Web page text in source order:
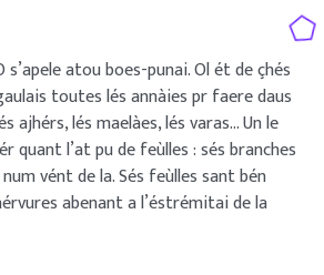
atou boes-punai. Ol ét de çhés
toutes lés annàies pr faere daus
ajhérs, lés maelàes, lés varas… Un le
quant l’at pu de feùlles : sés branches
vént de la. Sés feùlles sant bén
abenant a l’éstrémitai de la